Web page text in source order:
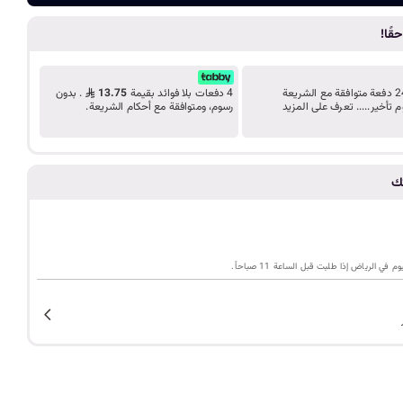
د
ك
ل
م
ب
ي
قسّط مشترياتك على 24 دفعة متوافقة مع الشريعة
تأخير..... تعرف على المزيد
4 دفعات بلا فوائد بقيمة 13.75
. بدون
رسوم، ومتوافقة مع أحكام الشريعة.
الرياض إذا طلبت قبل الساعة 11 صباحاً.